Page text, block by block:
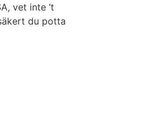
vet inte ‘t
du potta